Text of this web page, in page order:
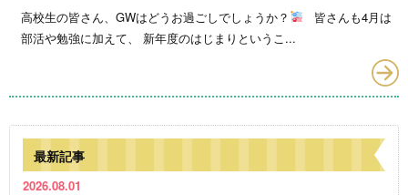
高校生の皆さん、GWはどうお過ごしでしょうか？
皆さんも4月は
部活や勉強に加えて、 新年度のはじまりというこ...
最新記事
2026.08.01